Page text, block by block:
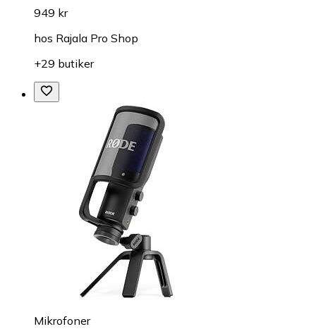
949 kr
hos Rajala Pro Shop
+29 butiker
Mikrofoner